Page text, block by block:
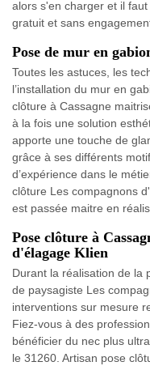
alors s'en charger et il
gratuit et sans
Pose de mur en
Toutes les astuces, les
l’installation du mur en
clôture à Cassagne
à la fois une solution
apporte une touche de
grâce à ses différents
d’expérience dans le
clôture Les compagnons
est passée maitre en
Pose clôture à
d'élagage Klien
Durant la réalisation de la
de paysagiste Les
interventions sur mesure
Fiez-vous à des
bénéficier du nec plus
le 31260. Artisan pose